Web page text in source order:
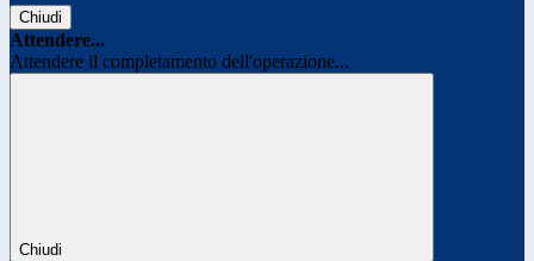
Chiudi
Attendere...
Attendere il completamento dell'operazione...
Chiudi